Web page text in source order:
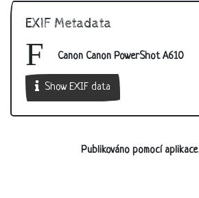
EXIF Metadata
Canon Canon PowerShot A610
Show EXIF data
Publikováno pomocí aplikace